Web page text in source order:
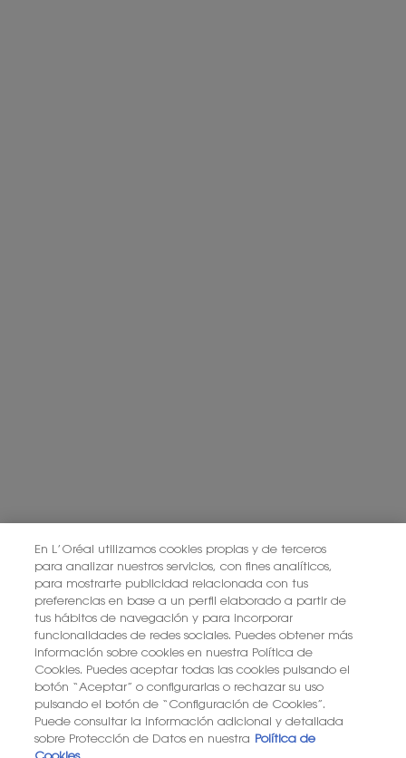
PDP You May Also Like
TAMBIÉN LE PUEDE GUSTAR
ONLINE
ONLINE
En L’Oréal utilizamos cookies propias y de terceros
para analizar nuestros servicios, con fines analíticos,
para mostrarte publicidad relacionada con tus
preferencias en base a un perfil elaborado a partir de
tus hábitos de navegación y para incorporar
funcionalidades de redes sociales. Puedes obtener más
información sobre cookies en nuestra Política de
Cookies. Puedes aceptar todas las cookies pulsando el
botón “Aceptar” o configurarlas o rechazar su uso
pulsando el botón de “Configuración de Cookies”.
Puede consultar la información adicional y detallada
sobre Protección de Datos en nuestra
Política de